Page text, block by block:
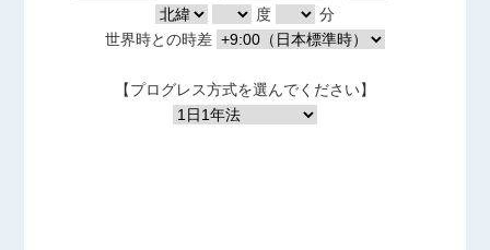
度
分
世界時との時差
【プログレス方式を選んでください】